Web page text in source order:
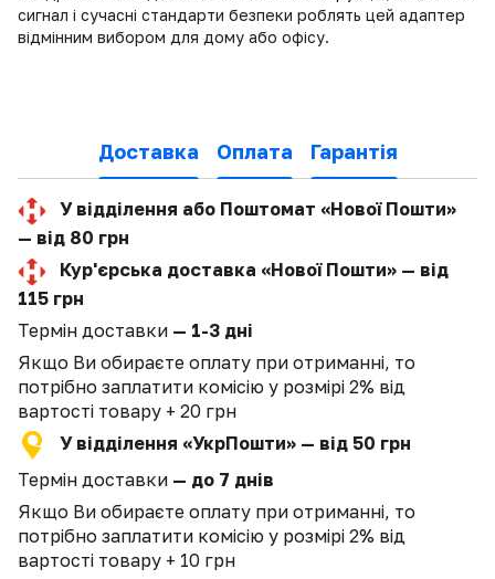
сигнал і сучасні стандарти безпеки роблять цей адаптер
відмінним вибором для дому або офісу.
Доставка Оплата Гарантія
У відділення або Поштомат «Нової Пошти»
— від 80 грн
Кур'єрська доставка «Нової Пошти» — від
115 грн
Термін доставки — 1-3 дні
Якщо Ви обираєте оплату при отриманні, то
потрібно заплатити комісію у розмірі 2% від
вартості товару + 20 грн
У відділення «УкрПошти» — від 50 грн
Термін доставки — до 7 днів
Якщо Ви обираєте оплату при отриманні, то
потрібно заплатити комісію у розмірі 2% від
вартості товару + 10 грн